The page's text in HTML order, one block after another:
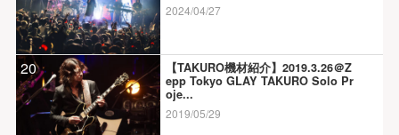
2024/04/27
20
【TAKURO機材紹介】2019.3.26＠Z
epp Tokyo GLAY TAKURO Solo Pr
oje...
2019/05/29